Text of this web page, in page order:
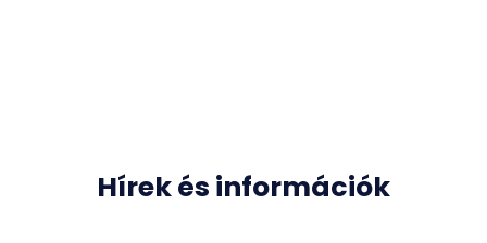
Hírek és információk